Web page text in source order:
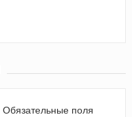
Обязательные поля